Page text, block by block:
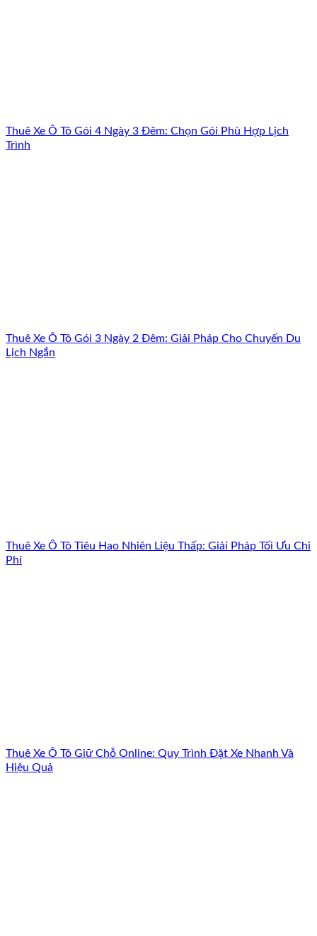
Thuê Xe Ô Tô Gói 4 Ngày 3 Đêm: Chọn Gói Phù Hợp Lịch
Trình
Thuê Xe Ô Tô Gói 3 Ngày 2 Đêm: Giải Pháp Cho Chuyến Du
Lịch Ngắn
Thuê Xe Ô Tô Tiêu Hao Nhiên Liệu Thấp: Giải Pháp Tối Ưu Chi
Phí
Thuê Xe Ô Tô Giữ Chỗ Online: Quy Trình Đặt Xe Nhanh Và
Hiệu Quả